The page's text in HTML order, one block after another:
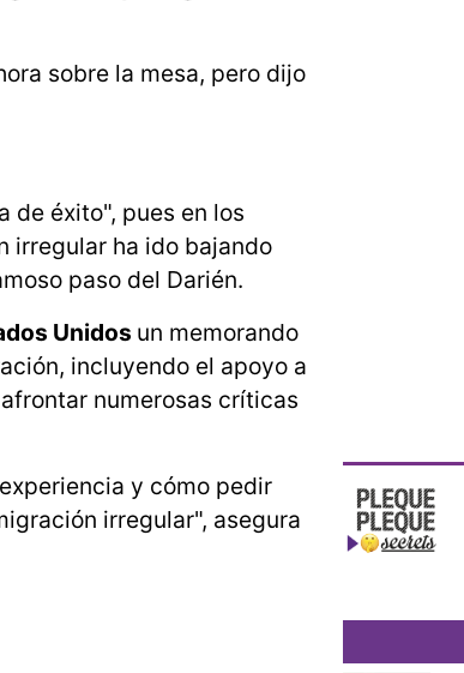
sobre la mesa, pero dijo
de éxito", pues en los
irregular ha ido bajando
paso del Darién.
Unidos un memorando
incluyendo el apoyo a
numerosas críticas
y cómo pedir
irregular", asegura